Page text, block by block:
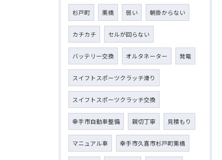
杉戸町 栗橋 弱い 朝掛からない
カチカチ セルが回らない
バッテリー交換 オルタネーター 発電
スイフトスポーツクラッチ滑り
スイフトスポーツクラッチ交換
幸手市自動車整備 親切丁寧 見積もり
マニュアル車 幸手市久喜市杉戸町栗橋